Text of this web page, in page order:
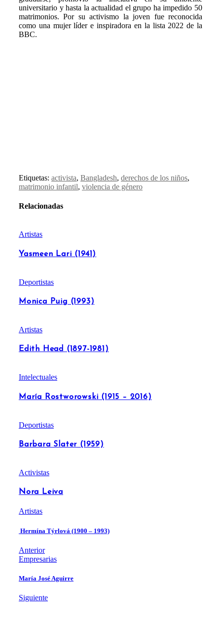
universitario y hasta la actualidad el grupo ha impedido 50
matrimonios. Por su activismo la joven fue reconocida
como una mujer líder e inspiradora en la lista 2022 de la
BBC.
Etiquetas: activista, Bangladesh, derechos de los niños,
matrimonio infantil, violencia de género
Relacionadas
Artistas
Yasmeen Lari (1941)
Deportistas
Monica Puig (1993)
Artistas
Edith Head (1897-1981)
Intelectuales
María Rostworowski (1915 – 2016)
Deportistas
Barbara Slater (1959)
Activistas
Nora Leiva
Artistas
Hermína Týrlová (1900 – 1993)
Anterior
Empresarias
María José Aguirre
Siguiente